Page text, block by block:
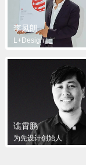
李凤朗
L+Design
谯霄鹏
为先设计创始人